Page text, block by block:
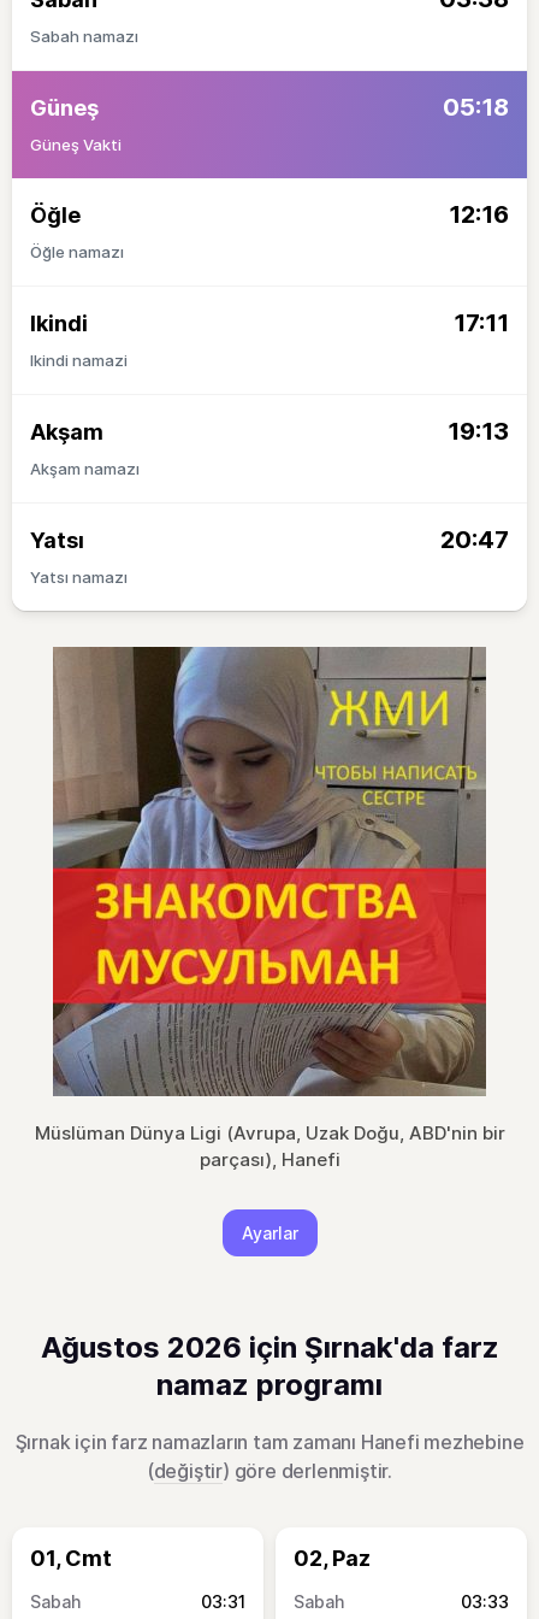
Sabah namazı
Güneş 05:18
Güneş Vakti
Öğle 12:16
Öğle namazı
Ikindi 17:11
Ikindi namazi
Akşam 19:13
Akşam namazı
Yatsı 20:47
Yatsı namazı
Müslüman Dünya Ligi (Avrupa, Uzak Doğu, ABD'nin bir
parçası), Hanefi
Ayarlar
Ağustos 2026 için Şırnak'da farz
namaz programı
Şırnak için farz namazların tam zamanı Hanefi mezhebine
(değiştir) göre derlenmiştir.
01, Cmt
03:31
02, Paz
03:33